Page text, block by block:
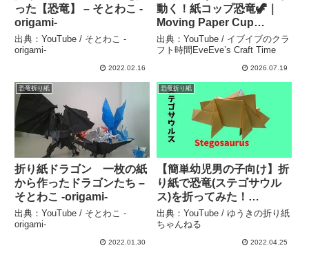
った【恐竜】 – そとわこ -
origami-
出典：YouTube / そとわこ -
origami-
2022.02.16
動く！紙コップ恐竜🦖｜
Moving Paper Cup
Dinosaur #Shorts #折り紙
#papercraft #origami – イ
ブイブのクラフト時間
出典：YouTube / イブイブのクラ
フト時間EveEve’s Craft Time
2026.07.19
恐竜折り紙
折り紙ドラゴン 一枚の紙
から作ったドラゴンたち –
そとわこ -origami-
出典：YouTube / そとわこ -
origami-
2022.01.30
恐竜折り紙
【簡単幼児男の子向け】折
り紙で恐竜(ステゴサウル
ス)を折ってみた！
【Origami Stegosaurus】
– ゆうきの折り紙ちゃんね
出典：YouTube / ゆうきの折り紙
ちゃんねる
2022.04.25